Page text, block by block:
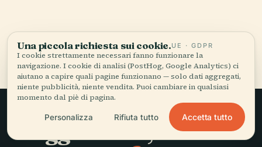
Tutti i 368 luoghi di Toronto
Viaggio lento,
Una piccola richiesta sui cookie.UE · GDPR
I cookie strettamente necessari fanno funzionare la
navigazione. I cookie di analisi (PostHog, Google Analytics) ci
aiutano a capire quali pagine funzionano — solo dati aggregati,
niente pubblicità, niente vendita. Puoi cambiare in qualsiasi
momento dal piè di pagina.
Personalizza Rifiuta tutto Accetta tutto